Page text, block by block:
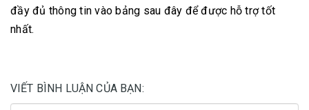
đầy đủ thông tin vào bảng sau đây để được hỗ trợ tốt
nhất.
VIẾT BÌNH LUẬN CỦA BẠN: